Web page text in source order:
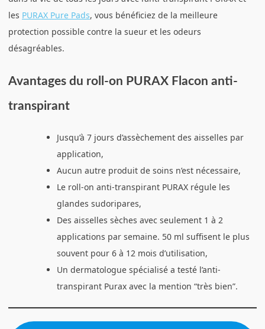
les PURAX Pure Pads, vous bénéficiez de la meilleure
protection possible contre la sueur et les odeurs
désagréables.
Avantages du roll-on PURAX Flacon anti-
transpirant
Jusqu’à 7 jours d’assèchement des aisselles par
application,
Aucun autre produit de soins n’est nécessaire,
Le roll-on anti-transpirant PURAX régule les
glandes sudoripares,
Des aisselles sèches avec seulement 1 à 2
applications par semaine. 50 ml suffisent le plus
souvent pour 6 à 12 mois d’utilisation,
Un dermatologue spécialisé a testé l’anti-
transpirant Purax avec la mention “très bien”.